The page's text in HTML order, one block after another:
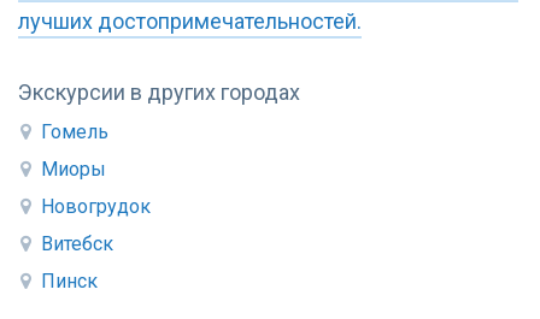
Экскурсии в других городах
Гомель
Миоры
Новогрудок
Витебск
Пинск
лучших достопримечательностей.